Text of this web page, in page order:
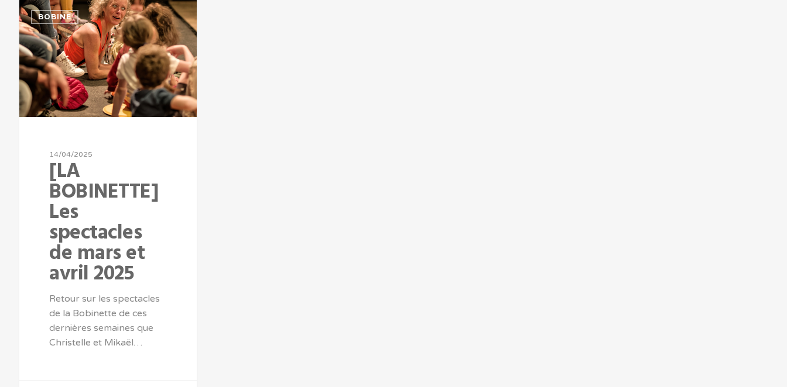
BOBINE
14/04/2025
[LA
BOBINETTE]
Les
spectacles
de mars et
avril 2025
Retour sur les spectacles
de la Bobinette de ces
dernières semaines que
Christelle et Mikaël…